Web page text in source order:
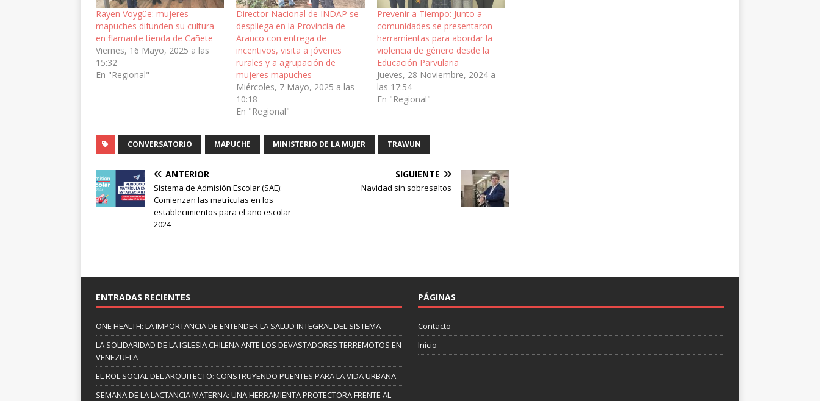
Rayen Voygüe: mujeres
mapuches difunden su cultura
en flamante tienda de Cañete
Viernes, 16 Mayo, 2025 a las
15:32
En "Regional"
Director Nacional de INDAP se
despliega en la Provincia de
Arauco con entrega de
incentivos, visita a jóvenes
rurales y a agrupación de
mujeres mapuches
Miércoles, 7 Mayo, 2025 a las
10:18
En "Regional"
Prevenir a Tiempo: Junto a
comunidades se presentaron
herramientas para abordar la
violencia de género desde la
Educación Parvularia
Jueves, 28 Noviembre, 2024 a
las 17:54
En "Regional"
CONVERSATORIO MAPUCHE MINISTERIO DE LA MUJER TRAWUN
ANTERIOR
Sistema de Admisión Escolar (SAE):
Comienzan las matrículas en los
establecimientos para el año escolar
2024
SIGUIENTE
Navidad sin sobresaltos
ENTRADAS RECIENTES
ONE HEALTH: LA IMPORTANCIA DE ENTENDER LA SALUD INTEGRAL DEL SISTEMA
LA SOLIDARIDAD DE LA IGLESIA CHILENA ANTE LOS DEVASTADORES TERREMOTOS EN
VENEZUELA
EL ROL SOCIAL DEL ARQUITECTO: CONSTRUYENDO PUENTES PARA LA VIDA URBANA
SEMANA DE LA LACTANCIA MATERNA: UNA HERRAMIENTA PROTECTORA FRENTE AL
PÁGINAS
Contacto
Inicio